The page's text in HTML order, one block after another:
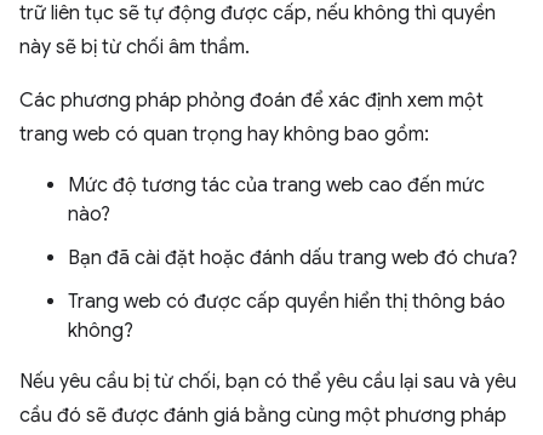
trữ liên tục sẽ tự động được cấp, nếu không thì quyền
này sẽ bị từ chối âm thầm.
Các phương pháp phỏng đoán để xác định xem một
trang web có quan trọng hay không bao gồm:
Mức độ tương tác của trang web cao đến mức
nào?
Bạn đã cài đặt hoặc đánh dấu trang web đó chưa?
Trang web có được cấp quyền hiển thị thông báo
không?
Nếu yêu cầu bị từ chối, bạn có thể yêu cầu lại sau và yêu
cầu đó sẽ được đánh giá bằng cùng một phương pháp